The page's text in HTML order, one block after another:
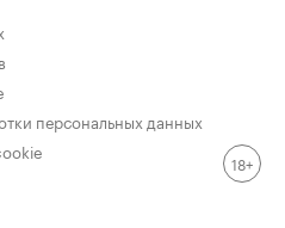
персональных данных
18+